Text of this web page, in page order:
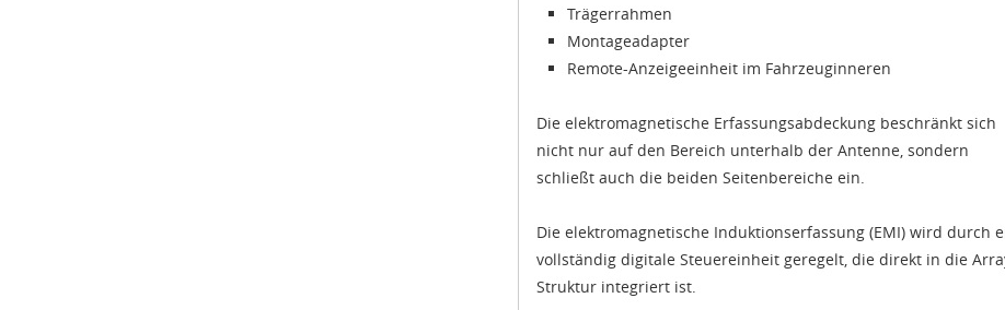
Trägerrahmen
Montageadapter
Remote-Anzeigeeinheit im Fahrzeuginneren
Die elektromagnetische Erfassungsabdeckung beschränkt sich
nicht nur auf den Bereich unterhalb der Antenne, sondern
schließt auch die beiden Seitenbereiche ein.
Die elektromagnetische Induktionserfassung (EMI) wird durch
vollständig digitale Steuereinheit geregelt, die direkt in die
Struktur integriert ist.